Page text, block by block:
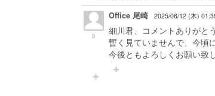
5
Office 尾崎 2025/06/12 (木)
細川君、コメントありがと
暫く見ていませんで、今頃
今後ともよろしくお願い致